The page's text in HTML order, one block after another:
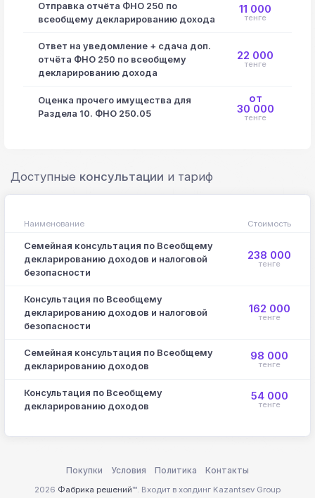
Отправка отчёта ФНО 250 по
всеобщему декларированию дохода
11 000
тенге
Ответ на уведомление + сдача доп.
отчёта ФНО 250 по всеобщему
декларированию дохода
22 000
тенге
Оценка прочего имущества для
Раздела 10. ФНО 250.05
от
30 000
тенге
Доступные консультации и тариф
Наименование Стоимость
Семейная консультация по Всеобщему
декларированию доходов и налоговой
безопасности
238 000
тенге
Консультация по Всеобщему
декларированию доходов и налоговой
безопасности
162 000
тенге
Семейная консультация по Всеобщему
декларированию доходов
98 000
тенге
Консультация по Всеобщему
декларированию доходов
54 000
тенге
2026 Фабрика решений™. Входит в холдинг Kazantsev Group
Покупки Условия Политика Контакты